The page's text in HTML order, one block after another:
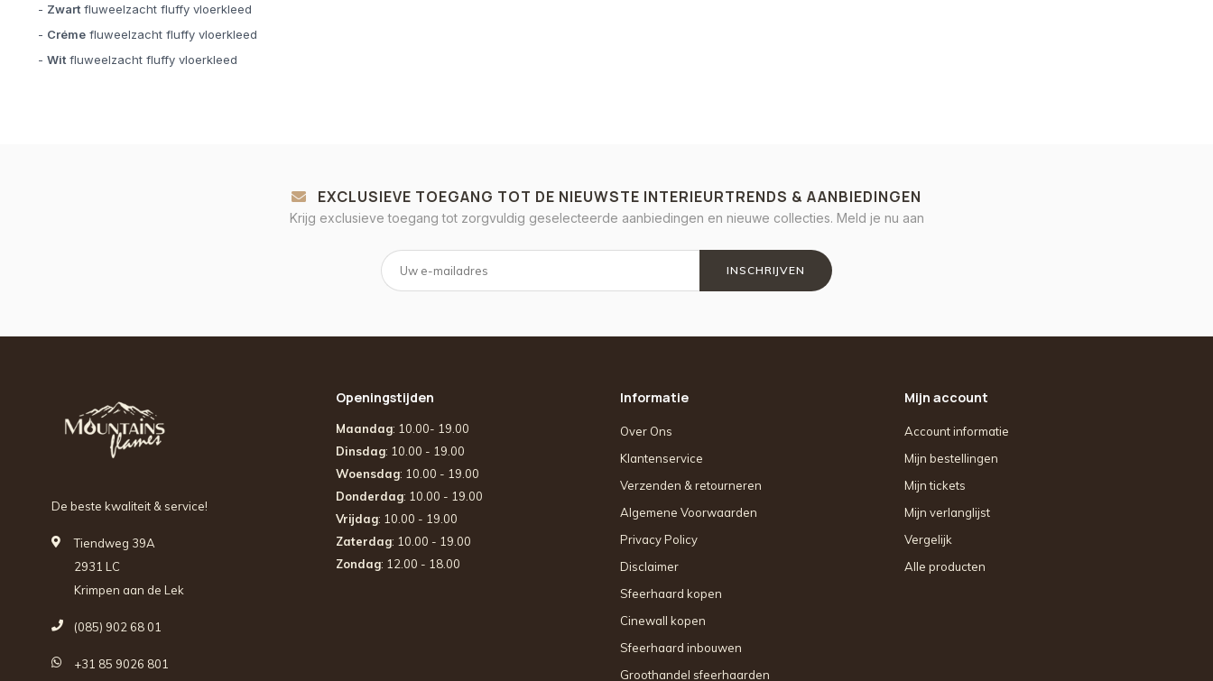
- Zwart fluweelzacht fluffy vloerkleed
- Créme fluweelzacht fluffy vloerkleed
- Wit fluweelzacht fluffy vloerkleed
EXCLUSIEVE TOEGANG TOT DE NIEUWSTE INTERIEURTRENDS & AANBIEDINGEN
Krijg exclusieve toegang tot zorgvuldig geselecteerde aanbiedingen en nieuwe collecties. Meld je nu aan
INSCHRIJVEN
De beste kwaliteit & service!
Tiendweg 39A
2931 LC
Krimpen aan de Lek
(085) 902 68 01
+31 85 9026 801
Openingstijden
Maandag: 10.00- 19.00
Dinsdag: 10.00 - 19.00
Woensdag: 10.00 - 19.00
Donderdag: 10.00 - 19.00
Vrijdag: 10.00 - 19.00
Zaterdag: 10.00 - 19.00
Zondag: 12.00 - 18.00
Informatie
Over Ons
Klantenservice
Verzenden & retourneren
Algemene Voorwaarden
Privacy Policy
Disclaimer
Sfeerhaard kopen
Cinewall kopen
Sfeerhaard inbouwen
Groothandel sfeerhaarden
Mijn account
Account informatie
Mijn bestellingen
Mijn tickets
Mijn verlanglijst
Vergelijk
Alle producten